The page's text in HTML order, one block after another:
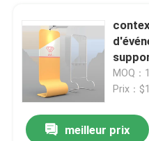
de
de
MOQ：
Prix：
meilleur prix